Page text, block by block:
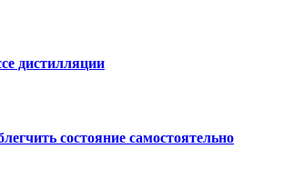
дистилляции
состояние самостоятельно